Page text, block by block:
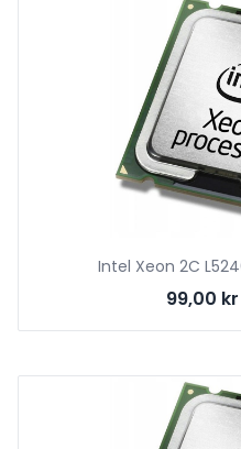
Intel Xeon 2C
99,00 kr